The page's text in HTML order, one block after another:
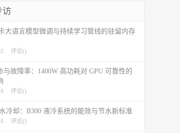
访
大语言模型微调与持续学习管线的驻留内存
评论()
与故障率：1400W 高功耗对 GPU 可靠性的
评论()
冷却：B300 液冷系统的能效与节水新标准
评论()